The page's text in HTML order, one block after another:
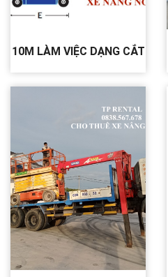
10M LÀM VIỆC DẠNG CẮT